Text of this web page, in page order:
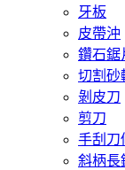
牙板
皮帶沖
鑽石鋸
切割砂
剝皮刀
剪刀
手刮刀
斜柄長